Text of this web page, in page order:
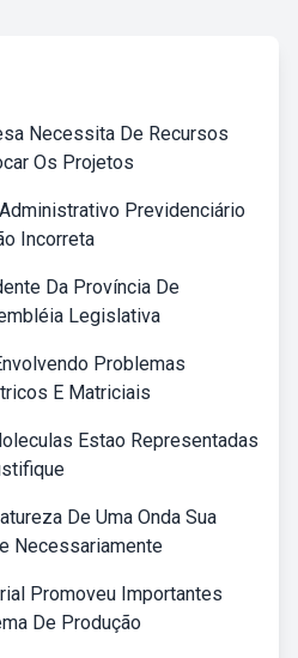
Necessita De Recursos
Os Projetos
Previdenciário
Incorreta
Da Província De
Legislativa
Problemas
E Matriciais
Estao Representadas
De Uma Onda Sua
Necessariamente
Promoveu Importantes
De Produção